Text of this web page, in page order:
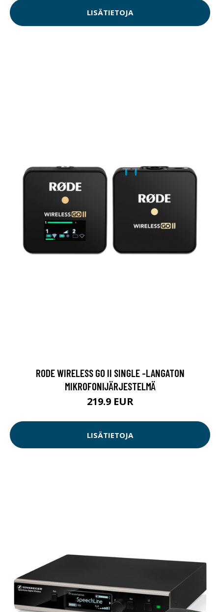
LISÄTIETOJA
RODE WIRELESS GO II SINGLE -LANGATON
MIKROFONIJÄRJESTELMÄ
219.9 EUR
LISÄTIETOJA